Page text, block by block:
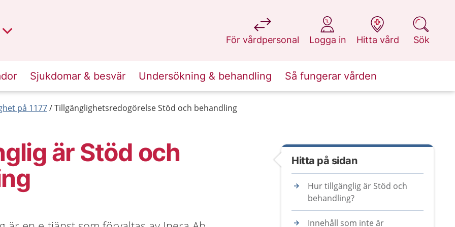
För vårdpersonal
på 1177.se
Logga in
på 1177.se
Hitta vård
på 1177.se
Sök
på 1177.se
Sjukdomar & besvär Undersökning & behandling Så fungerar vården
på 1177 Tillgänglighetsredogörelse Stöd och behandling
är Stöd och
Hitta på sidan
Hur tillgänglig är Stöd och
behandling?
Innehåll som inte är